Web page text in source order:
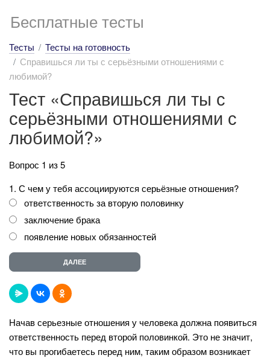
Бесплатные тесты
Тесты
Тесты на готовность
Справишься ли ты с серьёзными отношениями с
любимой?
Тест «Справишься ли ты с
серьёзными отношениями с
любимой?»
Вопрос 1 из 5
1. С чем у тебя ассоциируются серьёзные отношения?
ответственность за вторую половинку
заключение брака
появление новых обязанностей
Начав серьезные отношения у человека должна появиться
ответственность перед второй половинкой. Это не значит,
что вы прогибаетесь перед ним, таким образом возникает